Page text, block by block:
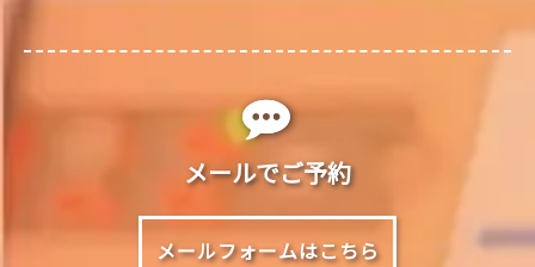
メールでご予約
メールフォームはこちら